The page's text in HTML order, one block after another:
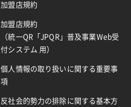
加盟店規約
加盟店規約
（統一QR「JPQR」普及事業Web受
付システム 用）
個人情報の取り扱いに関する重要事
項
反社会的勢力の排除に関する基本方